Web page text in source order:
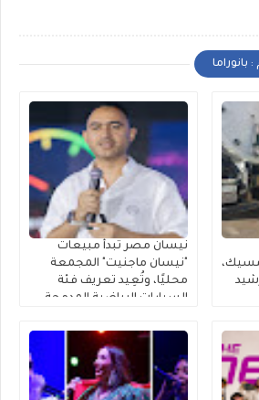
نيسان مصر تبدأ مبيعات
"نيسان ماجنيت" المجمعة
محليًا، وتُعِيد تعريف فئة
السيارات الرياضية المدمجة